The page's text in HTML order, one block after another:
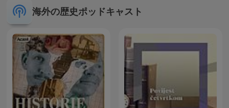
海外の歴史ポッドキャスト